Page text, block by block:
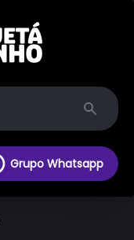
Search
Grupo Whatsapp